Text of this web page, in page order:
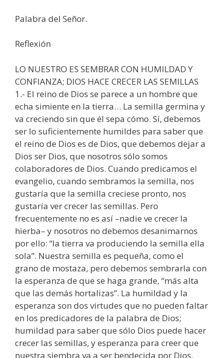
Palabra del Señor.
Reflexión
LO NUESTRO ES SEMBRAR CON HUMILDAD Y
CONFIANZA; DIOS HACE CRECER LAS SEMILLAS
1.- El reino de Dios se parece a un hombre que
echa simiente en la tierra… La semilla germina y
va creciendo sin que él sepa cómo. Sí, debemos
ser lo suficientemente humildes para saber que
el reino de Dios es de Dios, que debemos dejar a
Dios ser Dios, que nosotros sólo somos
colaboradores de Dios. Cuando predicamos el
evangelio, cuando sembramos la semilla, nos
gustaría que la semilla creciese pronto, nos
gustaría ver crecer las semillas. Pero
frecuentemente no es así –nadie ve crecer la
hierba– y nosotros no debemos desanimarnos
por ello: “la tierra va produciendo la semilla ella
sola”. Nuestra semilla es pequeña, como el
grano de mostaza, pero debemos sembrarla con
la esperanza de que se haga grande, “más alta
que las demás hortalizas”. La humildad y la
esperanza son dos virtudes que no pueden faltar
en los predicadores de la palabra de Dios;
humildad para saber que sólo Dios puede hacer
crecer las semillas, y esperanza para creer que
nuestra siembra va a ser bendecida por Dios.